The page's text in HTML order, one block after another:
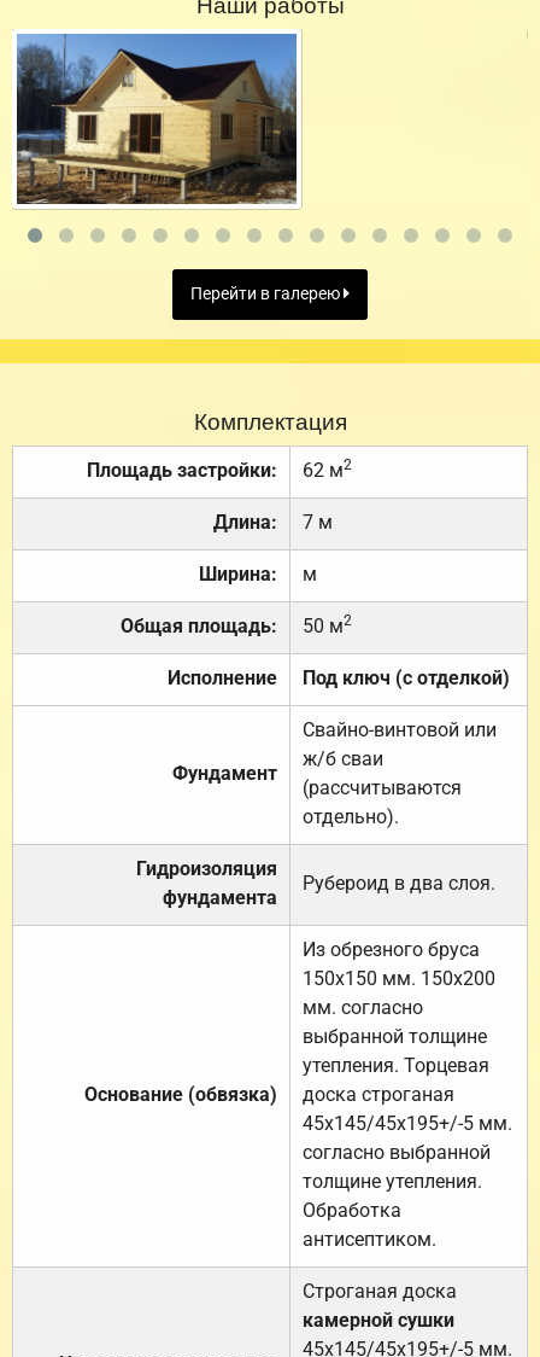
Перейти в галерею
Комплектация
Площадь застройки: 62 м2
Длина: 7 м
Ширина: м
Общая площадь: 50 м2
Исполнение Под ключ (с отделкой)
Фундамент
Свайно-винтовой или
ж/б сваи
(рассчитываются
отдельно).
Гидроизоляция
фундамента
Рубероид в два слоя.
Основание (обвязка)
Из обрезного бруса
150х150 мм. 150х200
мм. согласно
выбранной толщине
утепления. Торцевая
доска строганая
45х145/45х195+/-5 мм.
согласно выбранной
толщине утепления.
Обработка
антисептиком.
Строганая доска
камерной сушки
45х145/45х195+/-5 мм.